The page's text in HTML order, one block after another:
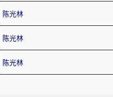
陈光林
陈光林
陈光林